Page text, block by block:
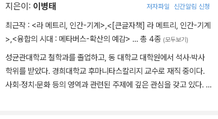
_“10 21세기의 라 메트리” 중에서
지은이: 이병태 저자파일 신간알림 신청
최근작 : <라 메트리, 인간-기계> <[큰글자책] 라 메트리, 인간-기계
> <융합의 시대 : 메타버스-확산의 예감> … 총 4종 (모두보기)
성균관대학교 철학과를 졸업하고, 동 대학교 대학원에서 석사·박사
학위를 받았다. 경희대학교 후마니타스칼리지 교수로 재직 중이다.
사회·정치·문화 등의 영역과 관련된 주제에 깊은 관심을 갖고 있다. 한